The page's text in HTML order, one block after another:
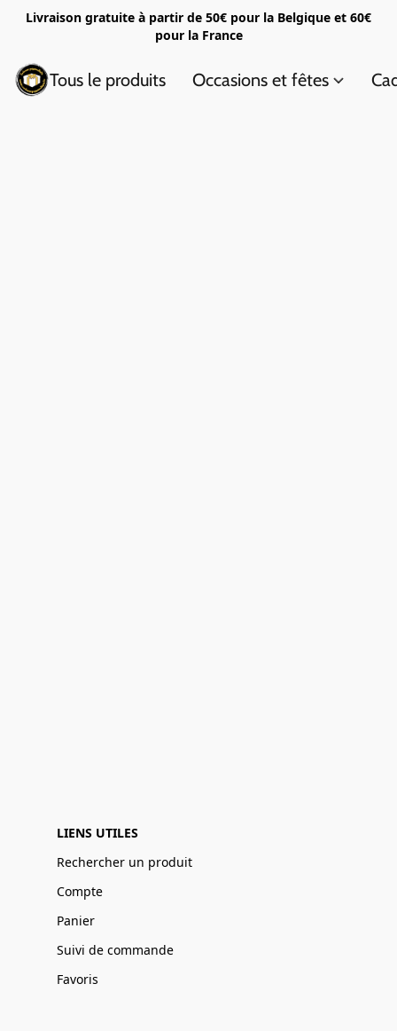
Livraison gratuite à partir de 50€ pour la Belgique et 60€
pour la France
Tous le produits Occasions et fêtes
LIENS UTILES
Rechercher un produit
Compte
Panier
Suivi de commande
Favoris